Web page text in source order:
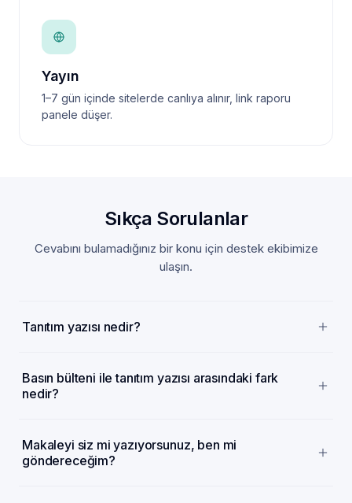
Yayın
1–7 gün içinde sitelerde canlıya alınır, link raporu
panele düşer.
Sıkça Sorulanlar
Cevabını bulamadığınız bir konu için destek ekibimize
ulaşın.
Tanıtım yazısı nedir?
Basın bülteni ile tanıtım yazısı arasındaki fark
nedir?
Makaleyi siz mi yazıyorsunuz, ben mi
göndereceğim?